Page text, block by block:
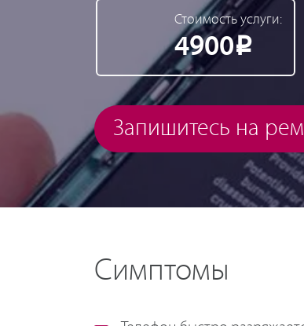
Стоимость услуги:
4900Р
Запишитесь на
Симптомы